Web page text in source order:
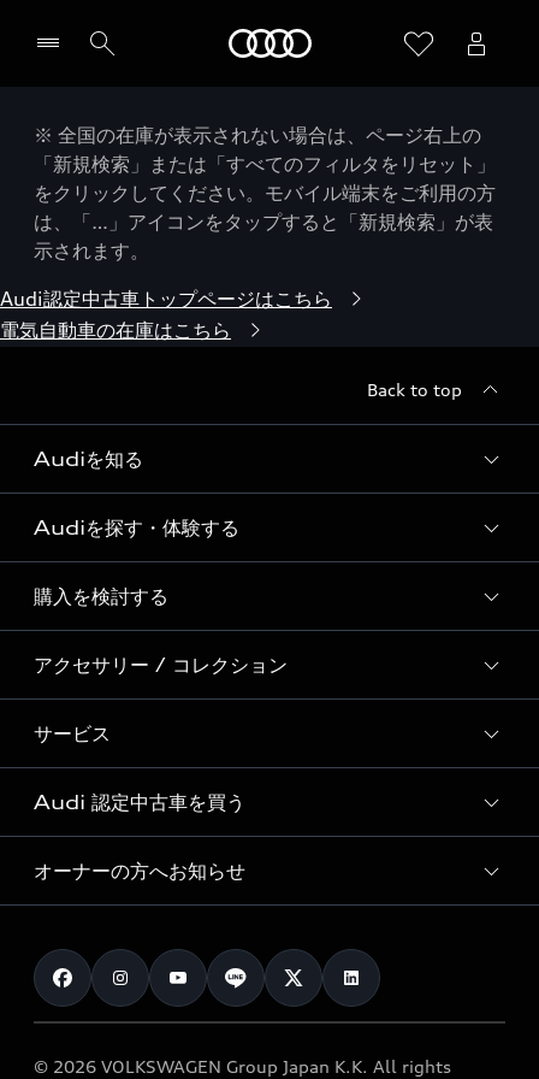
※ 全国の在庫が表示されない場合は、ページ右上の
「新規検索」または「すべてのフィルタをリセット」
をクリックしてください。モバイル端末をご利用の方
は、「…」アイコンをタップすると「新規検索」が表
示されます。
Audi認定中古車トップページはこちら
電気自動車の在庫はこちら
Back to top
Audiを知る
Audi ブランド
Story of Progress
Audi Sport
Formula 1®
デジタルサービス
Audiを探す・体験する
ディーラー検索
新車在庫検索
試乗車・展示車検索
見積もり依頼
試乗予約
購入を検討する
モデル一覧
特別仕様モデル / 限定モデル
e-tronラインアップ
価格シミュレーション
車両比較
カタログ一覧
アクセサリー / コレクション
純正アクセサリー
オンラインショップ
Audi collection
アウディナビアプリ
サービス
サービス入庫予約
サービスプログラム
メンテナンス
車検 / 定期点検
e-tronアフターサポート
Audi 認定中古車を買う
Audi認定中古車
クオリティ
保証
メンテナンス
オーナーの方へお知らせ
お知らせ
オーナー様向けキャンペーン
© 2026 VOLKSWAGEN Group Japan K.K. All rights